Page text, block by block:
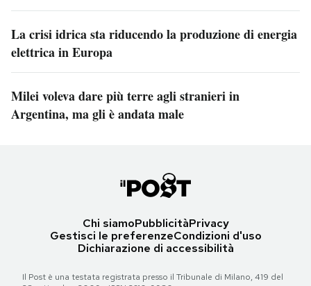
La crisi idrica sta riducendo la produzione di energia
elettrica in Europa
Milei voleva dare più terre agli stranieri in
Argentina, ma gli è andata male
Chi siamoPubblicitàPrivacy
Gestisci le preferenzeCondizioni d'uso
Dichiarazione di accessibilità
Il Post è una testata registrata presso il Tribunale di Milano, 419 del